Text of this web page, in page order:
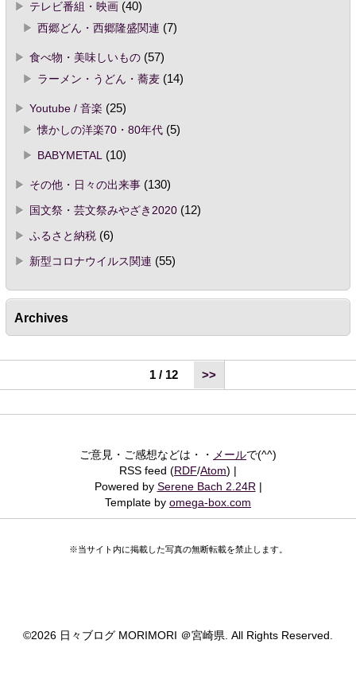
テレビ番組・映画(40)
西郷どん・西郷隆盛関連 (7)
食べ物・美味しいもの(57)
ラーメン・うどん・蕎麦(14)
Youtube / 音楽 (25)
懐かしの洋楽70・80年代(5)
BABYMETAL
(10)
その他・日々の出来事(130)
国文祭・芸文祭みやざき2020(12)
ふるさと納税(6)
新型コロナウイルス関連 (55)
Archives
1 / 12 >>
ご意見・ご感想などは・・ メールで(^^)
RSS feed (RDF/Atom)
Powered by Serene Bach 2.24R
Template by omega-box.com
※当サイト内に掲載した写真の無断転載を禁止します。
©2026 日々ブログ MORIMORI ＠宮崎県. All Rights Reserved.